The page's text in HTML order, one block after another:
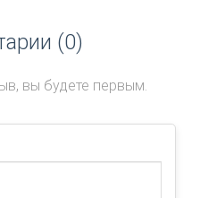
(0)
вы будете первым.